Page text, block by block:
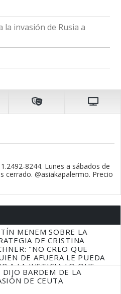
la invasión de Rusia a
8244. Lunes a sábados de
cerrado. @asiakapalermo. Precio
MENEM SOBRE LA
DE CRISTINA
"NO CREO QUE
DE AFUERA LE PUEDA
A LA JUSTICIA LO QUE
QUE HACER"
DIJO BARDEM DE LA
DE CEUTA